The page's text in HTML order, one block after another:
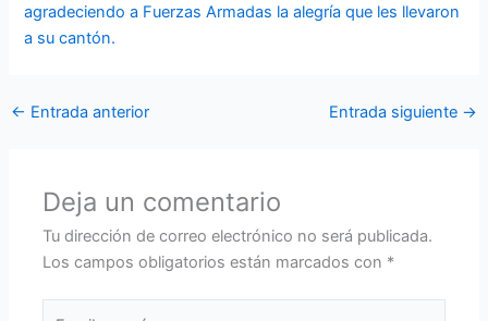
agradeciendo a Fuerzas Armadas la alegría que les llevaron
a su cantón.
← Entrada anterior Entrada siguiente →
Deja un comentario
Tu dirección de correo electrónico no será publicada.
Los campos obligatorios están marcados con *